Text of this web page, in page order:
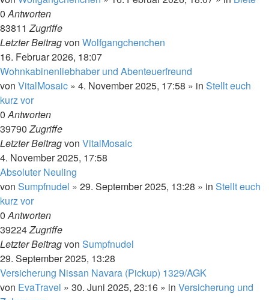
0Antworten
83811Zugriffe
Letzter Beitragvon Wolfgangchenchen
16. Februar 2026, 18:07
Wohnkabinenliebhaber und Abenteuerfreund
von VitalMosaic » 4. November 2025, 17:58 » in Stellt euch
kurz vor
0Antworten
39790Zugriffe
Letzter Beitragvon VitalMosaic
4. November 2025, 17:58
Absoluter Neuling
von Sumpfnudel » 29. September 2025, 13:28 » in Stellt euch
kurz vor
0Antworten
39224Zugriffe
Letzter Beitragvon Sumpfnudel
29. September 2025, 13:28
Versicherung Nissan Navara (Pickup) 1329/AGK
von EvaTravel » 30. Juni 2025, 23:16 » in Versicherung und